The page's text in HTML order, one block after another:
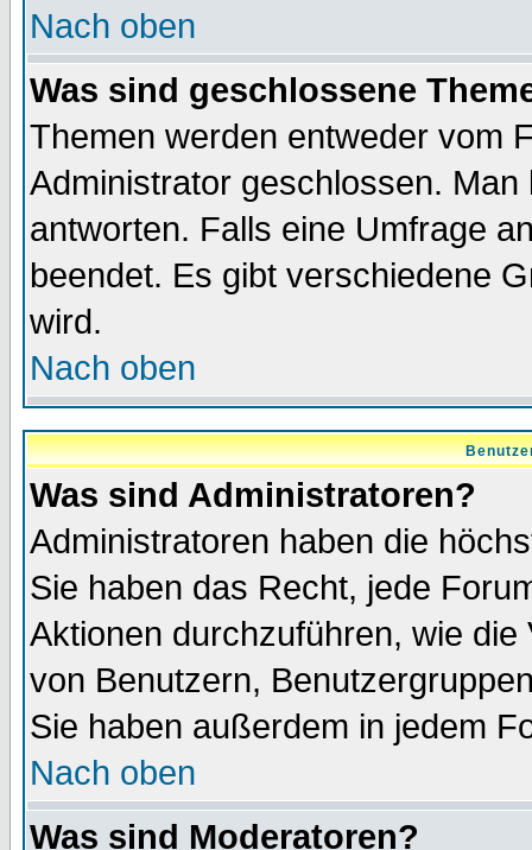
Nach oben
Was sind geschlossene
Themen werden entweder vom
Administrator geschlossen.
antworten. Falls eine Umfrage
beendet. Es gibt verschiedene
wird.
Nach oben
Was sind Administratoren?
Administratoren haben die
Sie haben das Recht, jede
Aktionen durchzuführen, wie
von Benutzern,
Sie haben außerdem in jedem
Nach oben
Was sind Moderatoren?